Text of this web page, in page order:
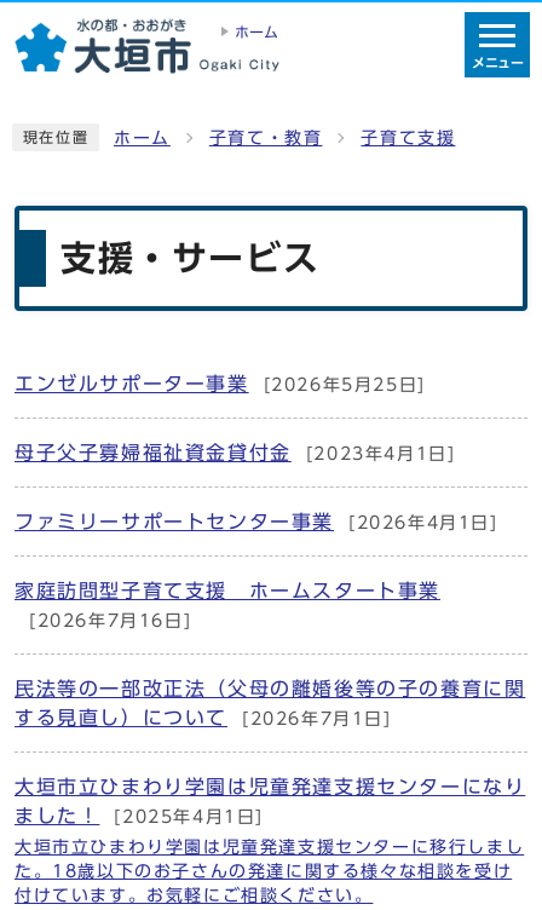
ホーム
メニュー
現在位置 ホーム 子育て・教育 子育て支援
支援・サービス
メインメニュー
エンゼルサポーター事業 [2026年5月25日]
母子父子寡婦福祉資金貸付金 [2023年4月1日]
ファミリーサポートセンター事業 [2026年4月1日]
家庭訪問型子育て支援 ホームスタート事業
[2026年7月16日]
民法等の一部改正法（父母の離婚後等の⼦の養育に関
する⾒直し）について
[2026年7月1日]
大垣市立ひまわり学園は児童発達支援センターになり
ました！
[2025年4月1日]
大垣市立ひまわり学園は児童発達支援センターに移行しまし
た。18歳以下のお子さんの発達に関する様々な相談を受け
付けています。お気軽にご相談ください。